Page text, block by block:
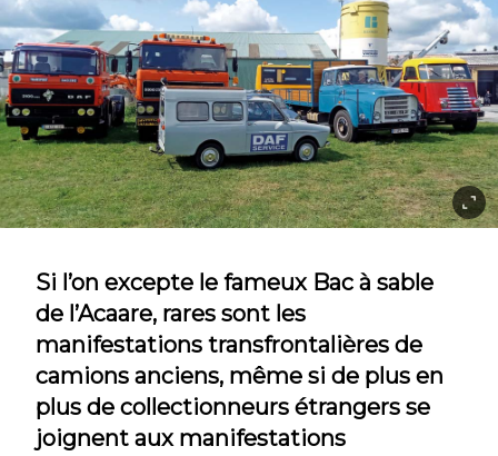
Si l’on excepte le fameux Bac à sable
de l’Acaare, rares sont les
manifestations transfrontalières de
camions anciens, même si de plus en
plus de collectionneurs étrangers se
joignent aux manifestations